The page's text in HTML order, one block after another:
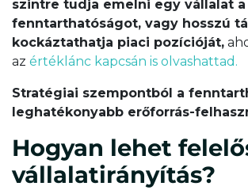
szintre tudja emelni egy vállalat a
fenntarthatóságot, vagy hosszú
kockáztathatja piaci pozícióját,
az értéklánc kapcsán is olvashattad.
Stratégiai szempontból a
leghatékonyabb erőforrás-
Hogyan lehet
vállalatirányítás?